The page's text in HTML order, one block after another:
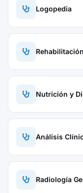
Logopedia
Rehabilitación
Nutrición y
Análisis
Radiología